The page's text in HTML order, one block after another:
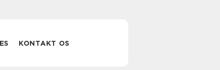
KONTAKT OS